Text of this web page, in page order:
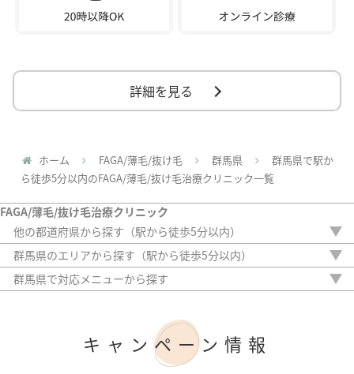
詳細を見る
ホーム FAGA/薄毛/抜け毛 群馬県
群馬県で駅か
ら徒歩5分以内のFAGA/薄毛/抜け毛治療クリニック一覧
FAGA/薄毛/抜け毛治療クリニック
他の都道府県から探す（駅から徒歩5分以内）
北海道
青森県
岩手県
群馬県のエリアから探す（駅から徒歩5分以内）
高崎市
前橋市
群馬県で対応メニューから探す
キャンペーン情報